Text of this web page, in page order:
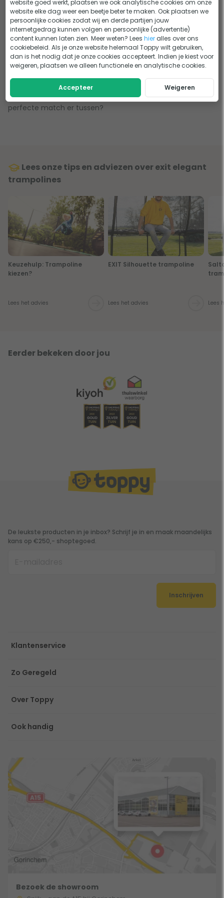
waarvan de kleur bijvoorbeeld bij je tuininrichting past. De
Exit Elegant is er namelijk in alle kleuren van de regenboog;
paars, rood, blauw, groen en natuurlijk ook zwart. Tot slot
kun je ook nog kiezen of je gaat voor een Exit Elegant
trampoline op poten of ingegraven. Beiden worden
geleverd met een duidelijke handleiding, dus de trampoline
zet je in no-time in elkaar. Voor de inground versie moet
natuurlijk wel eerst een gat worden gegraven. Zit jouw
perfecte match er tussen?
Lees onze tips en adviezen over exit elegant
trampolines
Keuzehulp: Trampoline
kiezen?
Lees het advies
EXIT Silhouette trampoline
Lees het advies Lees
Eerder bekeken door jou
De leukste producten in je inbox? Schrijf je in en maak maandelijks
kans op €250,- shoptegoed.
Inschrijven
Klantenservice
Zo Geregeld
Over Toppy
Ook handig
Bezoek de showroom
website goed werkt, plaatsen we ook analytische cookies om onze
website elke dag weer een beetje beter te maken. Ook plaatsen we
persoonlijke cookies zodat wij en derde partijen jouw
internetgedrag kunnen volgen en persoonlijke (advertentie)
content kunnen laten zien. Meer weten? Leeshier alles over ons
cookiebeleid. Als je onze website helemaal Toppy wilt gebruiken,
dan is het nodig dat je onze cookies accepteert. Indien je kiest voor
weigeren, plaatsen we alleen functionele en analytische cookies.
Accepteer Weigeren